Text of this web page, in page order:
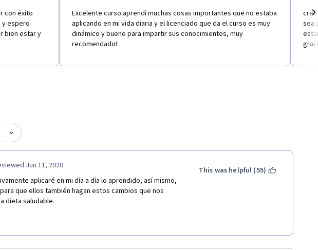
con éxito
y espero
bien estar y
Excelente curso aprendí muchas cosas importantes que no estaba
aplicando en mi vida diaria y el licenciado que da el curso es muy
dinámico y bueno para impartir sus conocimientos, muy
recomendado!
sea
Jun 11, 2020
aplicaré en mi día a día lo aprendido, así mismo,
que ellos también hagan estos cambios que nos
dieta saludable.
This was helpful (55)